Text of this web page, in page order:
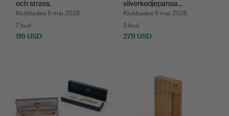
och strass.
Klubbades 6 maj 2026
7 bud
116 USD
silverkedjepansa…
Klubbades 6 maj 2026
9 bud
279 USD